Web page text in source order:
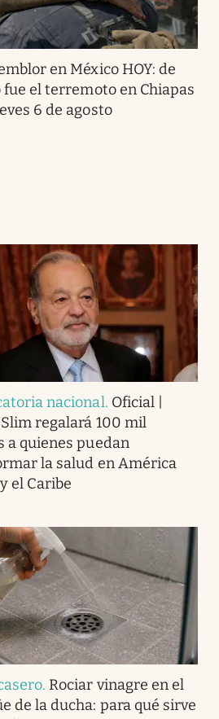
en México HOY: de
fue el terremoto en Chiapas
6 de agosto
nacional. Oficial |
regalará 100 mil
a quienes puedan
la salud en América
el Caribe
. Rociar vinagre en el
de la ducha: para qué sirve